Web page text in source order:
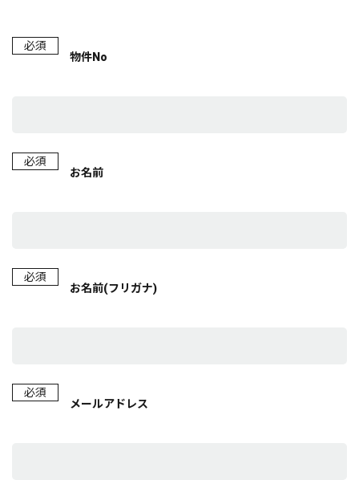
必須
物件No
必須
お名前
必須
お名前(フリガナ)
必須
メールアドレス